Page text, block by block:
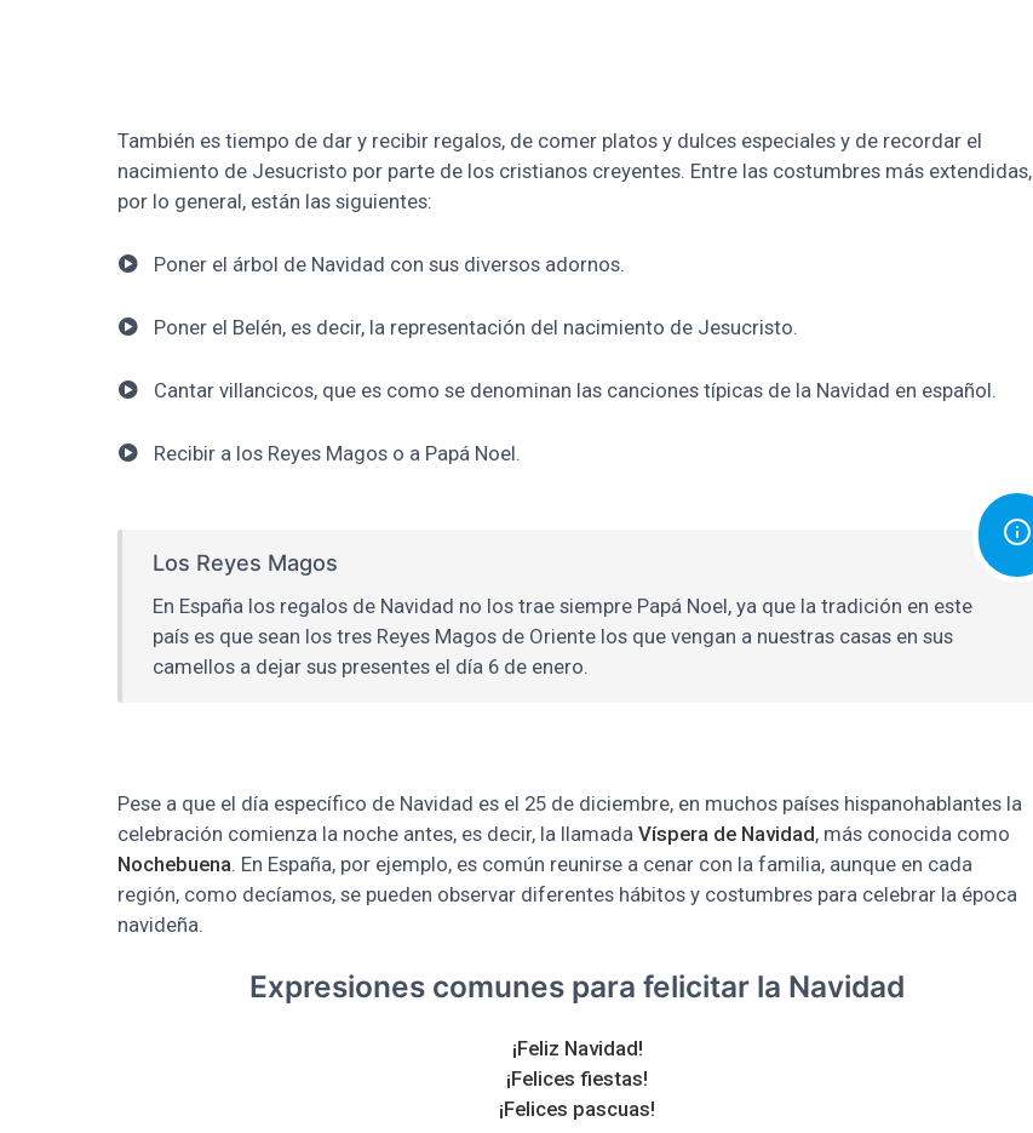
También es tiempo de dar y recibir regalos, de comer platos y dulces especiales y de recordar el
nacimiento de Jesucristo por parte de los cristianos creyentes. Entre las costumbres más extendidas,
por lo general, están las siguientes:
Poner el árbol de Navidad con sus diversos adornos.
Poner el Belén, es decir, la representación del nacimiento de Jesucristo.
Cantar villancicos, que es como se denominan las canciones típicas de la Navidad en español.
Recibir a los Reyes Magos o a Papá Noel.
Los Reyes Magos
En España los regalos de Navidad no los trae siempre Papá Noel, ya que la tradición en este
país es que sean los tres Reyes Magos de Oriente los que vengan a nuestras casas en sus
camellos a dejar sus presentes el día 6 de enero.
Pese a que el día específico de Navidad es el 25 de diciembre, en muchos países hispanohablantes la
celebración comienza la noche antes, es decir, la llamada Víspera de Navidad, más conocida como
Nochebuena. En España, por ejemplo, es común reunirse a cenar con la familia, aunque en cada
región, como decíamos, se pueden observar diferentes hábitos y costumbres para celebrar la época
navideña.
Expresiones comunes para felicitar la Navidad
¡Feliz Navidad!
¡Felices fiestas!
¡Felices pascuas!